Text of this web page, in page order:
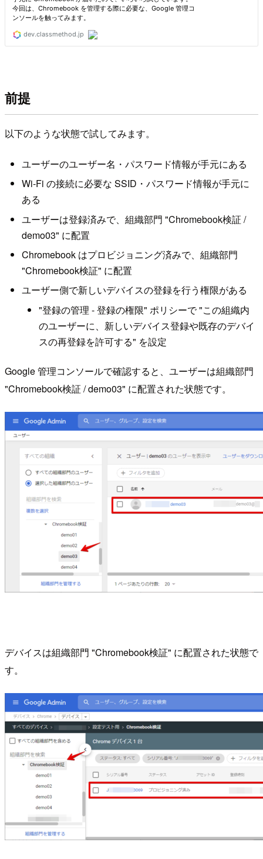
前提
以下のような状態で試してみます。
ユーザーのユーザー名・パスワード情報が手元にある
Wi-Fi の接続に必要な SSID・パスワード情報が手元に
ある
ユーザーは登録済みで、組織部門 "Chromebook検証 /
demo03" に配置
Chromebook はプロビジョニング済みで、組織部門
"Chromebook検証" に配置
ユーザー側で新しいデバイスの登録を行う権限がある
"登録の管理 - 登録の権限" ポリシーで "この組織内
のユーザーに、新しいデバイス登録や既存のデバイ
スの再登録を許可する" を設定
Google 管理コンソールで確認すると、ユーザーは組織部門
"Chromebook検証 / demo03" に配置された状態です。
デバイスは組織部門 "Chromebook検証" に配置された状態で
す。